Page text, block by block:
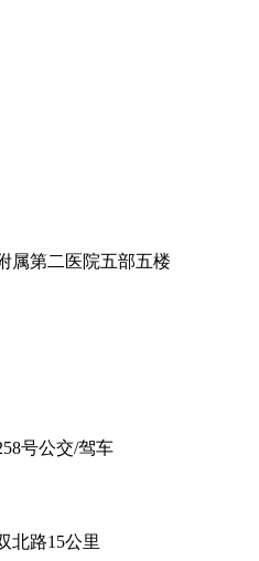
属第二医院五部五楼
号公交/驾车
北路15公里